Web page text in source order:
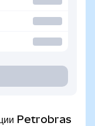
Petrobras